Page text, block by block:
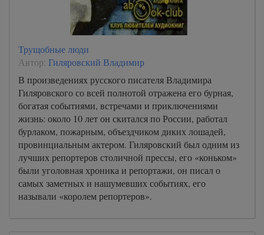
Трущобные люди
Автор: Гиляровский Владимир
В произведениях русского писателя Владимира
Гиляровского со всей полнотой отражена его бурная,
богатая событиями, встречами и приключениями
жизнь: около 10 лет он скитался по России, работал
бурлаком, пожарным, объездчиком диких лошадей,
провинциальным актером. Гиляровский был одним из
лучших репортеров столичной прессы, его «коньком»
были уголовная хроника и репортажи, он писал о
самых заметных и нашумевших событиях, его
называли «королем репортеров».